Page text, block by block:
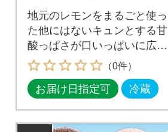
地元のレモンをまるごと使っ
た他にはないキュンとする甘
酸っぱさが口いっぱいに広が
るレモンケーキです。
（0件）
お届け日指定可 冷蔵